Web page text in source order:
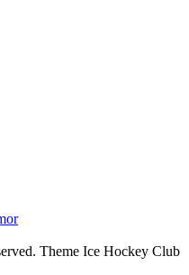
Theme Ice Hockey Club